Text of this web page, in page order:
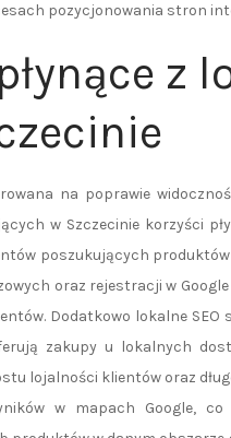
pozycjonowania stron
z
na poprawie
w Szczecinie korzyści
poszukujących
oraz rejestracji w
Dodatkowo lokalne
zakupy u lokalnych
lojalności klientów oraz
w mapach Google,